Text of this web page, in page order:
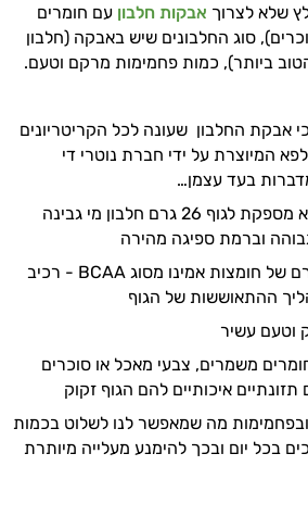
שלא לצרוך אבקות חלבון עם חומרים
סוג החלבונים שיש באבקה (חלבון
ביותר), כמות פחמימות מרקם וטעם.
אבקת החלבון שעונה לכל הקריטריונים
המיוצרת על ידי חברת נוטרי די
בעד עצמן…
• בכל מנת הגשה אלפא מספקת לגוף 26 גרם חלבון מי גבינה
וברמת ספיגה מהירה
BCAA - רכיב
ההתאוששות של הגוף
וטעם עשיר
משמרים, צבעי מאכל או סוכרים
איכותיים להם הגוף זקוק
מה שמאפשר לנו לשלוט בכמות
בכל יום ובכך להימנע מעלייה מיותרת
איך אוכל לעזור?